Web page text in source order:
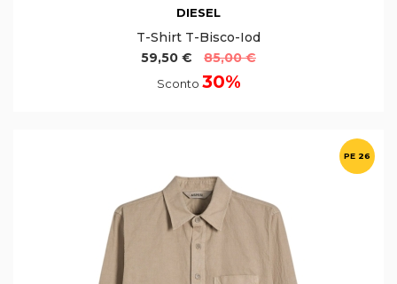
DIESEL
T-Shirt T-Bisco-Iod
59,50 €
85,00 €
Sconto 30%
PE 26